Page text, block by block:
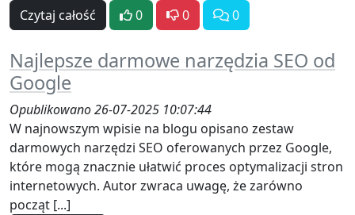
Czytaj całość
0 0 0
Najlepsze darmowe narzędzia SEO od
Google
Opublikowano 26-07-2025 10:07:44
W najnowszym wpisie na blogu opisano zestaw
darmowych narzędzi SEO oferowanych przez Google,
które mogą znacznie ułatwić proces optymalizacji stron
internetowych. Autor zwraca uwagę, że zarówno
począt [...]